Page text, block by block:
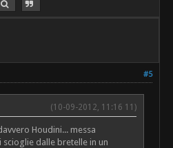
#5
(10-09-2012, 11:16 11)
Houdini... messa
scioglie dalle bretelle in un